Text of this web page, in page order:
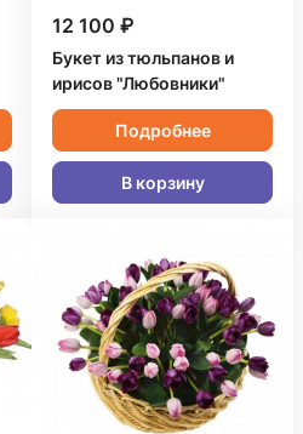
12 100 ₽
Букет из тюльпанов и
ирисов "Любовники"
Подробнее
В корзину